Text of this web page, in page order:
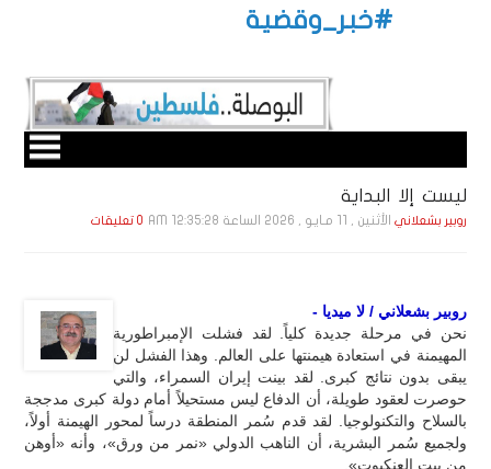
#خبر_وقضية
ليست إلا البداية
روبير بشعلاني الأثنين , 11 مـايـو , 2026 الساعة 12:35:28 AM 0 تعليقات
روبير بشعلاني / لا ميديا -
نحن في مرحلة جديدة كلياً. لقد فشلت الإمبراطورية
المهيمنة في استعادة هيمنتها على العالم. وهذا الفشل لن
يبقى بدون نتائج كبرى. لقد بينت إيران السمراء، والتي
حوصرت لعقود طويلة، أن الدفاع ليس مستحيلاً أمام دولة كبرى مدججة
بالسلاح والتكنولوجيا. لقد قدم سُمر المنطقة درساً لمحور الهيمنة أولاً،
ولجميع سُمر البشرية، أن الناهب الدولي «نمر من ورق»، وأنه «أوهن
من بيت العنكبوت».